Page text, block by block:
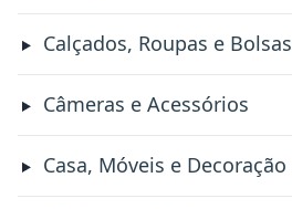
Calçados, Roupas e Bolsas
Câmeras e Acessórios
Casa, Móveis e Decoração